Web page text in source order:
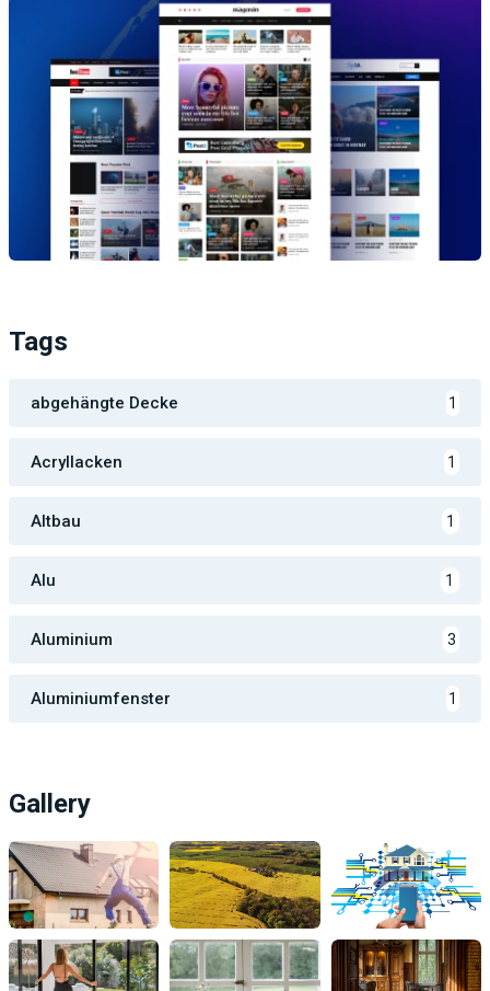
Tags
abgehängte Decke 1
Acryllacken 1
Altbau 1
Alu 1
Aluminium 3
Aluminiumfenster 1
Gallery